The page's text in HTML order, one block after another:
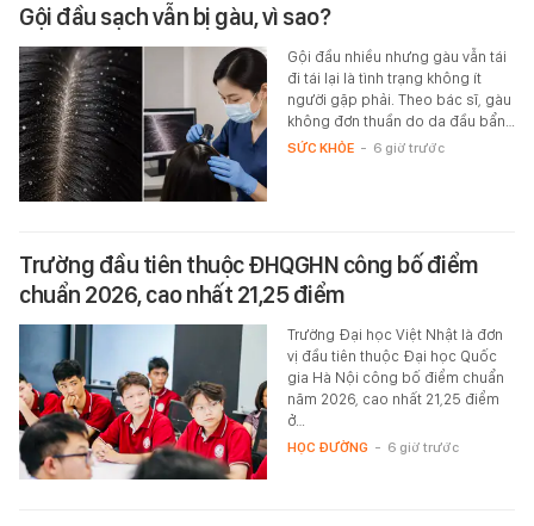
Gội đầu sạch vẫn bị gàu, vì sao?
Gội đầu nhiều nhưng gàu vẫn tái
đi tái lại là tình trạng không ít
người gặp phải. Theo bác sĩ, gàu
không đơn thuần do da đầu bẩn…
SỨC KHỎE - 6 giờ trước
Trường đầu tiên thuộc ĐHQGHN công bố điểm
chuẩn 2026, cao nhất 21,25 điểm
Trường Đại học Việt Nhật là đơn
vị đầu tiên thuộc Đại học Quốc
gia Hà Nội công bố điểm chuẩn
năm 2026, cao nhất 21,25 điểm
ở…
HỌC ĐƯỜNG - 6 giờ trước